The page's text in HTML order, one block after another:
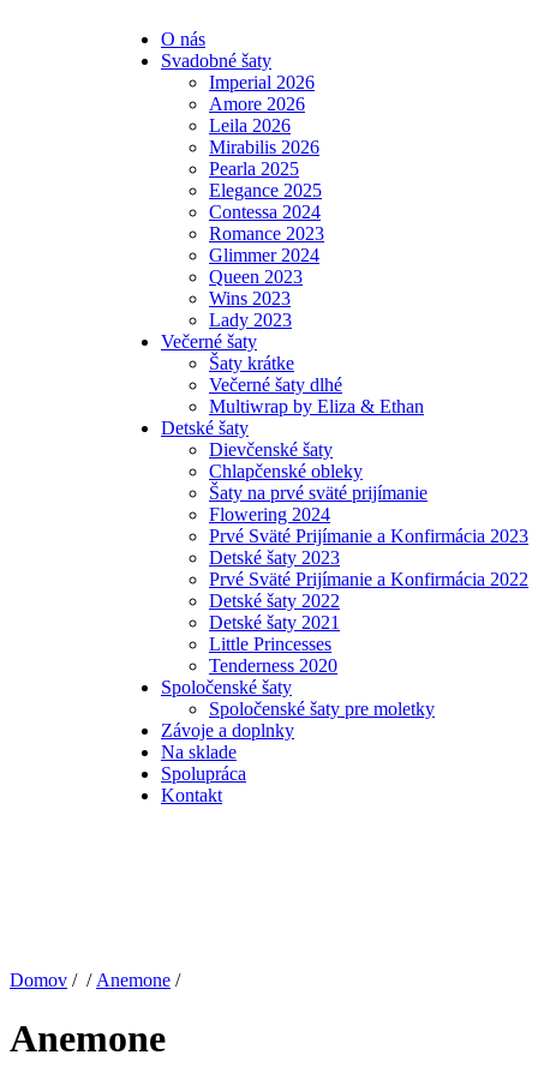
O nás
Svadobné šaty
Imperial 2026
Amore 2026
Leila 2026
Mirabilis 2026
Pearla 2025
Elegance 2025
Contessa 2024
Romance 2023
Glimmer 2024
Queen 2023
Wins 2023
Lady 2023
Večerné šaty
Šaty krátke
Večerné šaty dlhé
Multiwrap by Eliza & Ethan
Detské šaty
Dievčenské šaty
Chlapčenské obleky
Šaty na prvé sväté prijímanie
Flowering 2024
Prvé Sväté Prijímanie a Konfirmácia 2023
Detské šaty 2023
Prvé Sväté Prijímanie a Konfirmácia 2022
Detské šaty 2022
Detské šaty 2021
Little Princesses
Tenderness 2020
Spoločenské šaty
Spoločenské šaty pre moletky
Závoje a doplnky
Na sklade
Spolupráca
Kontakt
Domov / / Anemone /
Anemone